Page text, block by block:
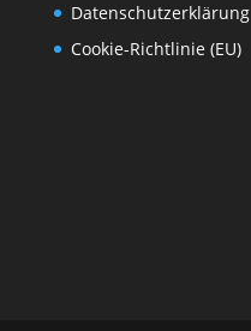
Datenschutzerklärung
Cookie-Richtlinie (EU)